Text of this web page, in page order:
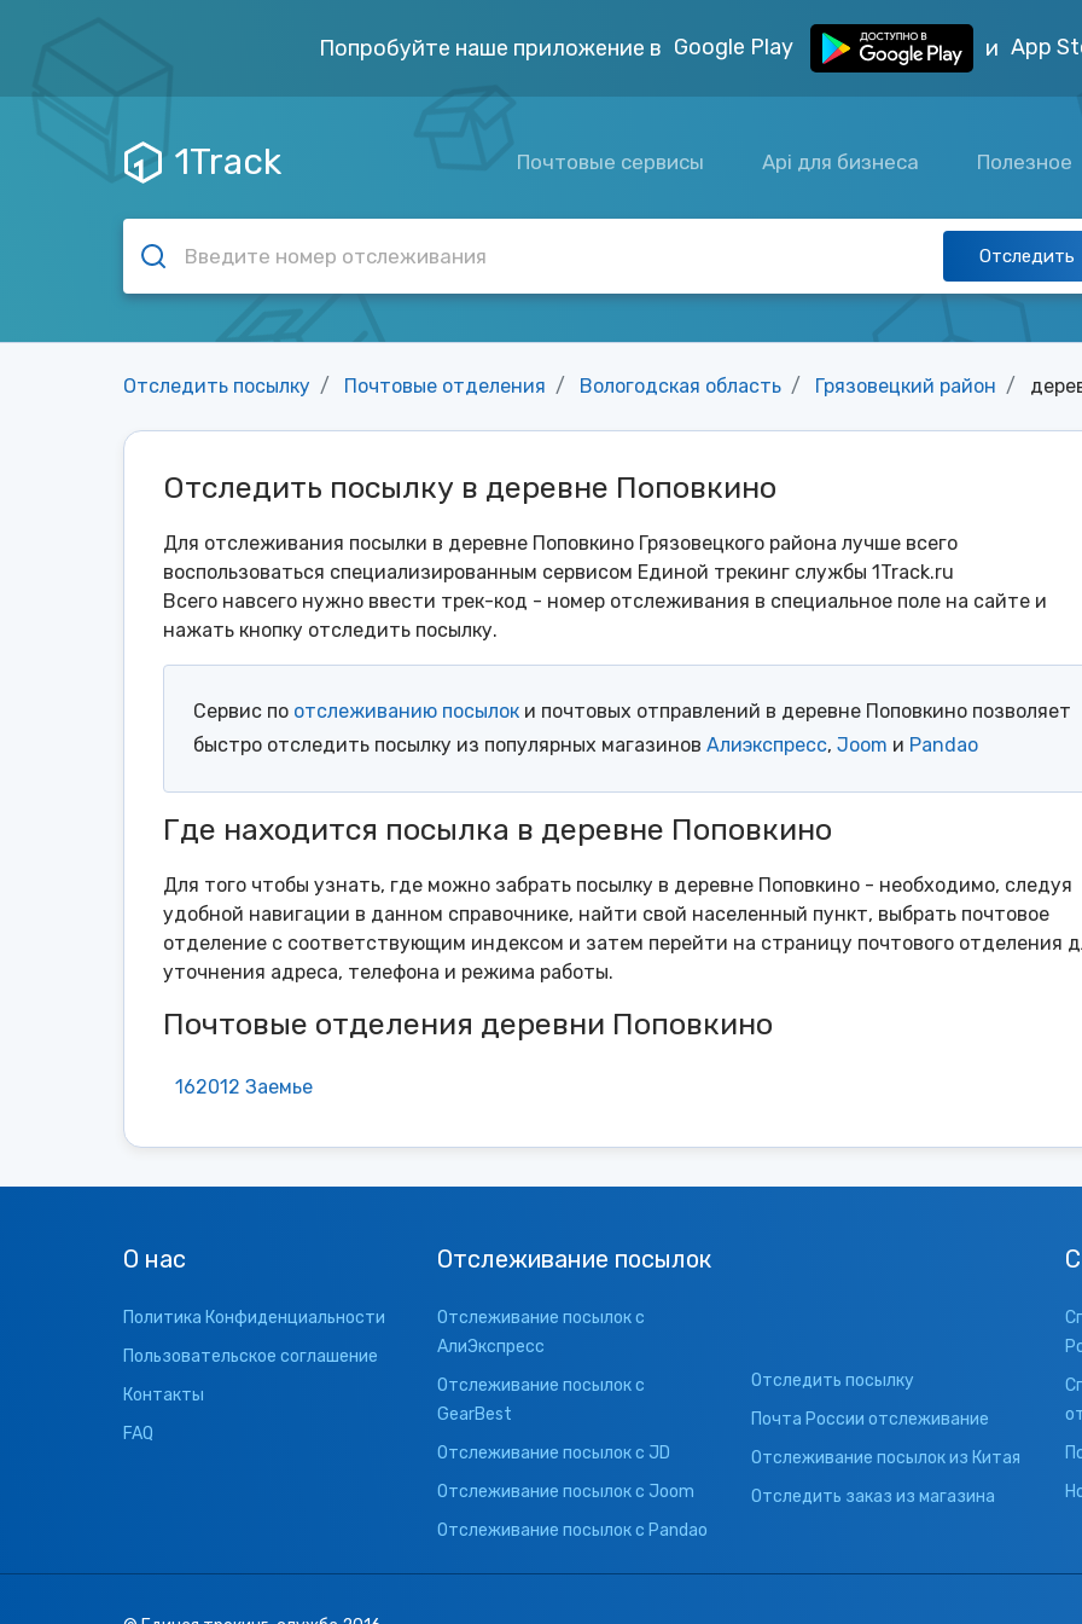
Попробуйте наше приложение в Google Play и App
1Track Почтовые сервисы Api для бизнеса Полезное
Отследить
Отследить посылку Почтовые отделения Вологодская область Грязовецкий район
Отследить посылку в деревне Поповкино
Для отслеживания посылки в деревне Поповкино Грязовецкого района лучше всего
воспользоваться специализированным сервисом Единой трекинг службы 1Track.ru
Всего навсего нужно ввести трек-код - номер отслеживания в специальное поле на сайте и
нажать кнопку отследить посылку.
Сервис по отслеживанию посылок и почтовых отправлений в деревне Поповкино позволяет
быстро отследить посылку из популярных магазинов Алиэкспресс, Joom и Pandao
Где находится посылка в деревне Поповкино
Для того чтобы узнать, где можно забрать посылку в деревне Поповкино - необходимо, следуя
удобной навигации в данном справочнике, найти свой населенный пункт, выбрать почтовое
отделение с соответствующим индексом и затем перейти на страницу почтового отделения
уточнения адреса, телефона и режима работы.
Почтовые отделения деревни Поповкино
162012 Заемье
О нас
Политика Конфиденциальности
Пользовательское соглашение
Контакты
FAQ
Отслеживание посылок
Отслеживание посылок с
АлиЭкспресс
Отслеживание посылок с
GearBest
Отслеживание посылок с JD
Отслеживание посылок с Joom
Отслеживание посылок с Pandao
Отследить посылку
Почта России отслеживание
Отслеживание посылок из Китая
Отследить заказ из магазина